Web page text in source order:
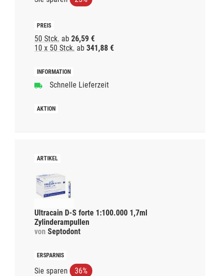
50 Stck. ab 26,59 €
10 x 50 Stck. ab 341,88 €
Schnelle Lieferzeit
Ultracain D-S forte 1:100.000 1,7ml
Zylinderampullen
von Septodont
Sie sparen 36%